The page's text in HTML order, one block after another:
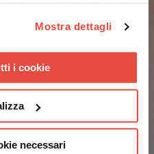
Mostra dettagli
i cookie
necessari